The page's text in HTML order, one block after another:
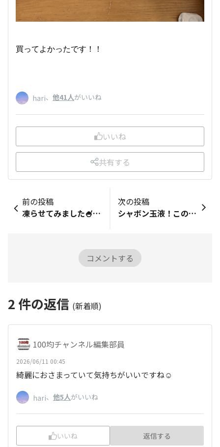
買ってよかったです！！
hari、 他41人がいいね
いいね
共有する
前の投稿
凍らせてみました🍧ライチ美味しい🥰購入品レビュー■「購入品レビュー」で…自分で記録をつける・シェアする！■商品の「バーコード」を撮影して、写真をアップロードしてね。バーコードがはっきり分かるように撮影してね📷■商品全体の写真を撮影してね！■この商品のおすすめ度は？5■購入した理由を教えて♪ダイソーの輪で紹介されてて■この商品のおすすめポイントを教えて✍シャリシャリして美味しかったです！ラムネやスイカなど他の味も食べてみたい！！記録ありがとうございます♪ぜひ「DAISOの輪」の仲間にもシェアしてね！記録の振り返りシェアは下のボタンから！▼
次の投稿
シャボン玉液！この時期のシャボン玉、綺麗ですよね✨たくさん入っているので惜しみなく楽しむことができます☺️🙌
コメントする
2 件の返信 (新着順)
100均チャンネル編集部員
2026/06/11 00:45
綺麗におさまっていて気持ちがいいですね☺️
hari、 他5人がいいね
いいね 返信する